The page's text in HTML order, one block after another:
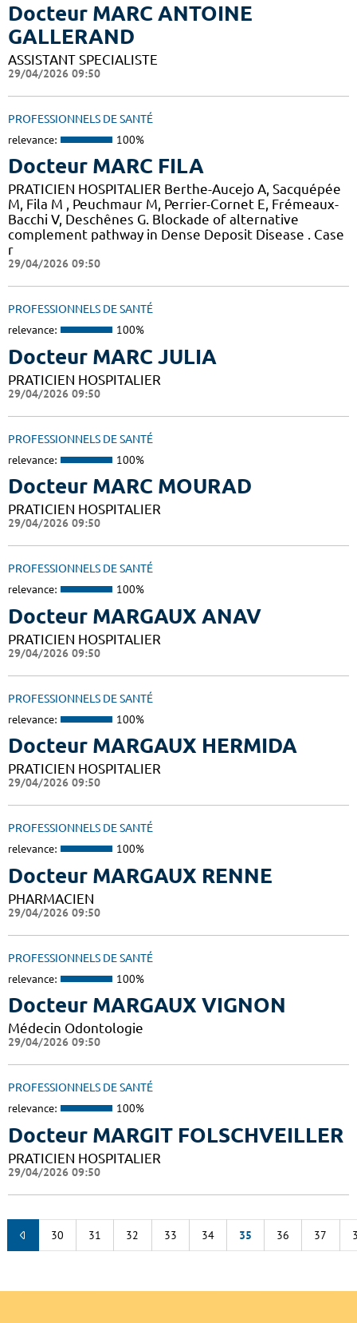
Docteur MARC ANTOINE
GALLERAND
ASSISTANT SPECIALISTE
29/04/2026 09:50
PROFESSIONNELS DE SANTÉ
relevance: 100%
Docteur MARC FILA
PRATICIEN HOSPITALIER Berthe-Aucejo A, Sacquépée
M, Fila M , Peuchmaur M, Perrier-Cornet E, Frémeaux-
Bacchi V, Deschênes G. Blockade of alternative
complement pathway in Dense Deposit Disease . Case
r
29/04/2026 09:50
PROFESSIONNELS DE SANTÉ
relevance: 100%
Docteur MARC JULIA
PRATICIEN HOSPITALIER
29/04/2026 09:50
PROFESSIONNELS DE SANTÉ
relevance: 100%
Docteur MARC MOURAD
PRATICIEN HOSPITALIER
29/04/2026 09:50
PROFESSIONNELS DE SANTÉ
relevance: 100%
Docteur MARGAUX ANAV
PRATICIEN HOSPITALIER
29/04/2026 09:50
PROFESSIONNELS DE SANTÉ
relevance: 100%
Docteur MARGAUX HERMIDA
PRATICIEN HOSPITALIER
29/04/2026 09:50
PROFESSIONNELS DE SANTÉ
relevance: 100%
Docteur MARGAUX RENNE
PHARMACIEN
29/04/2026 09:50
PROFESSIONNELS DE SANTÉ
relevance: 100%
Docteur MARGAUX VIGNON
Médecin Odontologie
29/04/2026 09:50
PROFESSIONNELS DE SANTÉ
relevance: 100%
Docteur MARGIT FOLSCHVEILLER
PRATICIEN HOSPITALIER
29/04/2026 09:50
30 31 32 33 34 35 36 37